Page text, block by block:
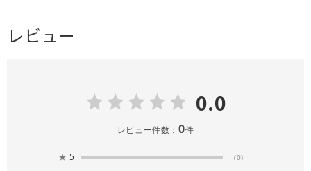
レビュー
0.0
レビュー件数： 0件
★ 5 (0)